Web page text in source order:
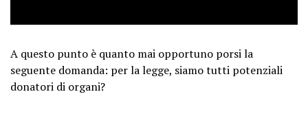
A questo punto è quanto mai opportuno porsi la
seguente domanda: per la legge, siamo tutti potenziali
donatori di organi?